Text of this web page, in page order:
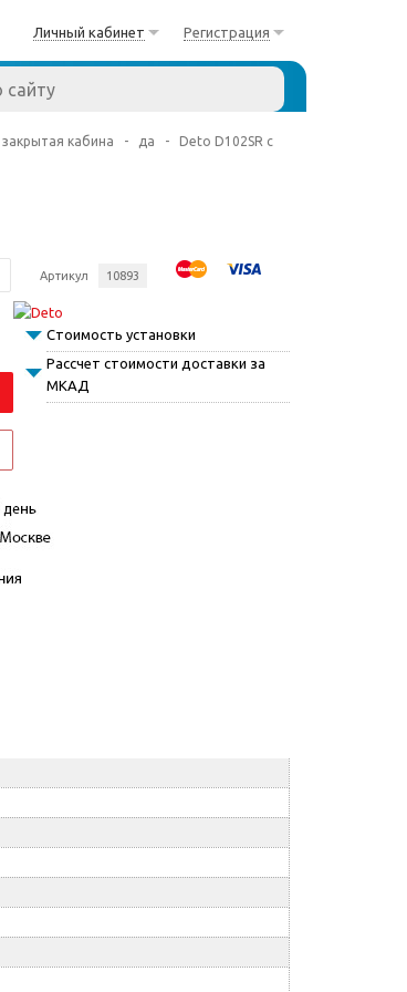
Личный кабинет Регистрация
закрытая кабина - да -
Deto D102SR с
Артикул 10893
Стоимость установки
Рассчет стоимости доставки за
МКАД